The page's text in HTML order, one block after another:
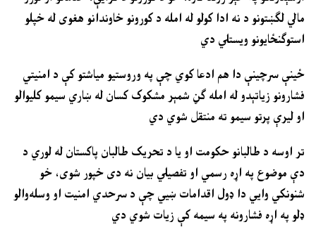
مالي لګښتونو د نه ادا کولو له امله د کورونو خاوندانو هغوی له خپلو
استوګنځایونو ویستلي دي
ځینې سرچینې دا هم ادعا کوي چې په وروستیو میاشتو کې د امنیتي
فشارونو زیاتېدو له امله ګڼ شمېر مشکوک کسان له ښاري سیمو کلیوالو
او لیرې پرتو سیمو ته منتقل شوي دي
تر اوسه د طالبانو حکومت او یا د تحریک طالبان پاکستان له لوري د
دې موضوع په اړه رسمي او تفصیلي بیان نه دی خپور شوی، خو
شنونکي وايي دا ډول اقدامات ښيي چې د سرحدي امنیت او وسله‌والو
ډلو په اړه فشارونه په سیمه کې زیات شوي دي